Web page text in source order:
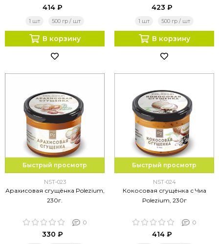
414 ₽
1 шт 500 гр / шт
В корзину
423 ₽
1 шт 500 гр / шт
В корзину
Быстрый просмотр
NST-023
Арахисовая сгущёнка Polezium,
230г.
0
330 ₽
Быстрый просмотр
NST-024
Кокосовая сгущёнка с Чиа
Polezium, 230г
0
414 ₽